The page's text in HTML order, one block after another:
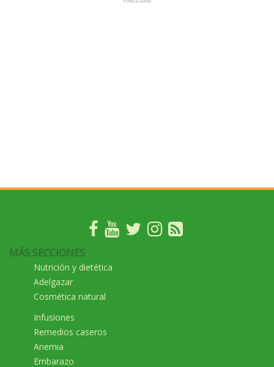
MÁS SECCIONES
Nutrición y dietética
Adelgazar
Cosmética natural
Infusiones
Remedios caseros
Anemia
Embarazo